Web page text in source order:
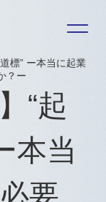
く表記
標” ー本当に起業
？ー
“起
本当
要